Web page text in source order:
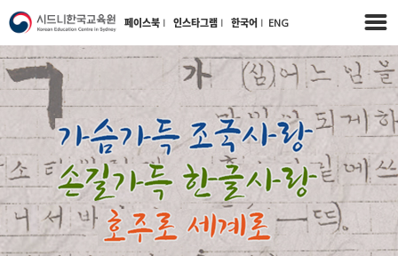
페이스북 l 인스타그램 l 한국어 l ENG